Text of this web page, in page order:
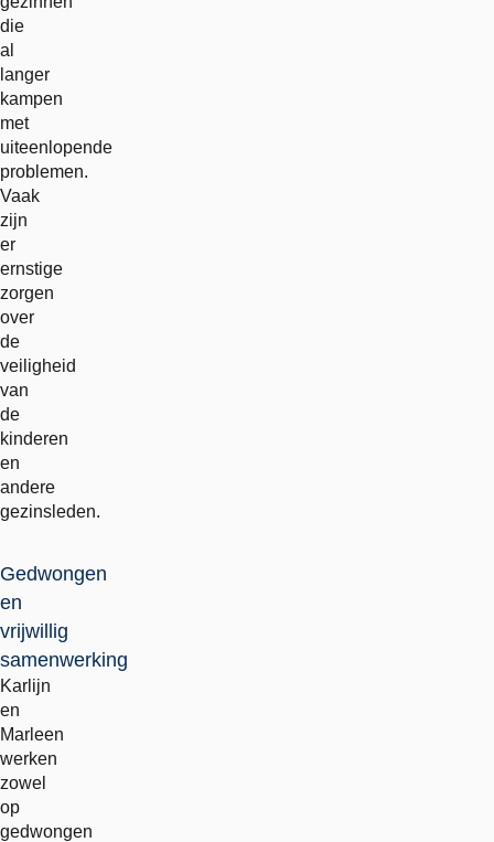
die
al
langer
kampen
met
uiteenlopende
problemen.
Vaak
zijn
er
ernstige
zorgen
over
de
veiligheid
van
de
kinderen
en
andere
gezinsleden.
Gedwongen
en
vrijwillig
samenwerking
Karlijn
en
Marleen
werken
zowel
op
gedwongen